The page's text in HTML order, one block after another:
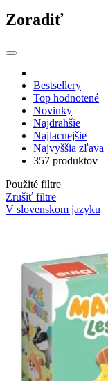
Zoradiť
Bestsellery
Top hodnotené
Novinky
Najdrahšie
Najlacnejšie
Najvyššia zľava
357 produktov
Použité filtre
Zrušiť filtre
V slovenskom jazyku